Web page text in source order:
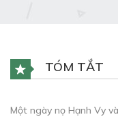
TÓM TẮT
Một ngày nọ Hạnh Vy